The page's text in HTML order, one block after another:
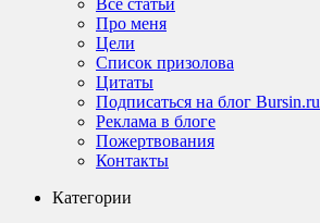
Про меня
Цели
Список призолова
Цитаты
Подписаться на блог Bursin.ru
Реклама в блоге
Пожертвования
Контакты
Категории